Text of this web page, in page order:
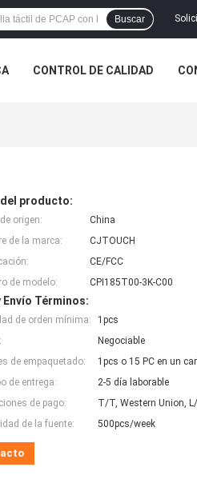
Buscar
CONTROL DE CALIDAD
producto:
origen:
China
de la marca:
CJTOUCH
CE/FCC
de modelo:
CPI185T00-3K-C00
Envío Términos:
de orden mínima:
1pcs
Negociable
de empaquetado:
1pcs o 15 PC en un
de entrega:
2-5 día laborable
de pago:
T/T, Western Union,
de la fuente:
500pcs/week